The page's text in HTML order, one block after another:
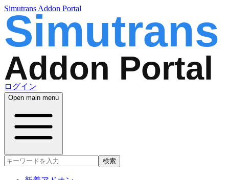
Simutrans Addon Portal
ログイン
Open main menu
検索